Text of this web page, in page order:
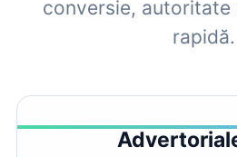
conversie, autoritate
rapidă.